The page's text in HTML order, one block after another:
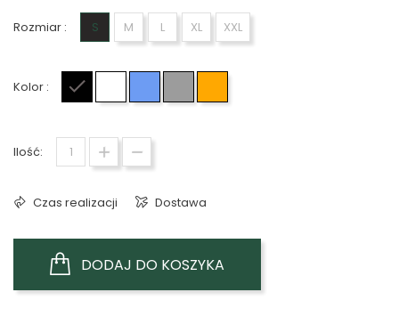
Rozmiar : S M L XL XXL
Kolor :
Ilość:
Czas realizacji Dostawa
DODAJ DO KOSZYKA